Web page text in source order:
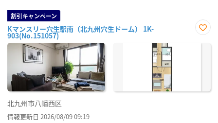
割引キャンペーン
Kマンスリー穴生駅南（北九州穴生ドーム） 1K-
903(No.151057)
に入
北九州市八幡西区
情報更新日 2026/08/09 09:19